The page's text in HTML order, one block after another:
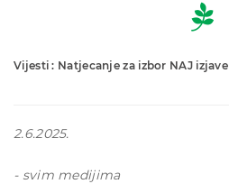
Vijesti : Natjecanje za izbor NAJ izjave
2.6.2025.
- svim medijima